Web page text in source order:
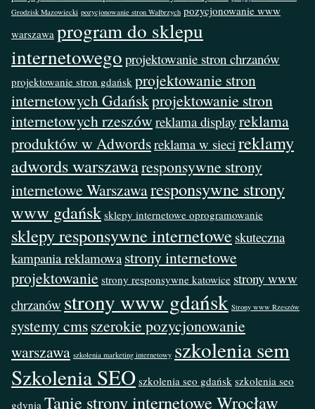
Grodzisk Mazowiecki pozycjonowanie stron Wałbrzych pozycjonowanie www
warszawa program do sklepu
internetowego projektowanie stron chrzanów
projektowanie stron gdańsk projektowanie stron
internetowych Gdańskprojektowanie stron
internetowych rzeszów reklama displayreklama
produktów w Adwordsreklama w sieci reklamy
adwords warszawaresponsywne strony
internetowe Warszawaresponsywne strony
www gdańsk sklepy internetowe oprogramowanie
sklepy responsywne internetowe skuteczna
kampania reklamowa strony internetowe
projektowanie strony responsywne katowice strony www
chrzanów strony www gdańsk Strony www Rzeszów
systemy cmsszerokie pozycjonowanie
warszawa szkolenia marketing internetowy szkolenia sem
Szkolenia SEO szkolenia seo gdańsk szkolenia seo
gdynia Tanie strony internetowe Wrocław